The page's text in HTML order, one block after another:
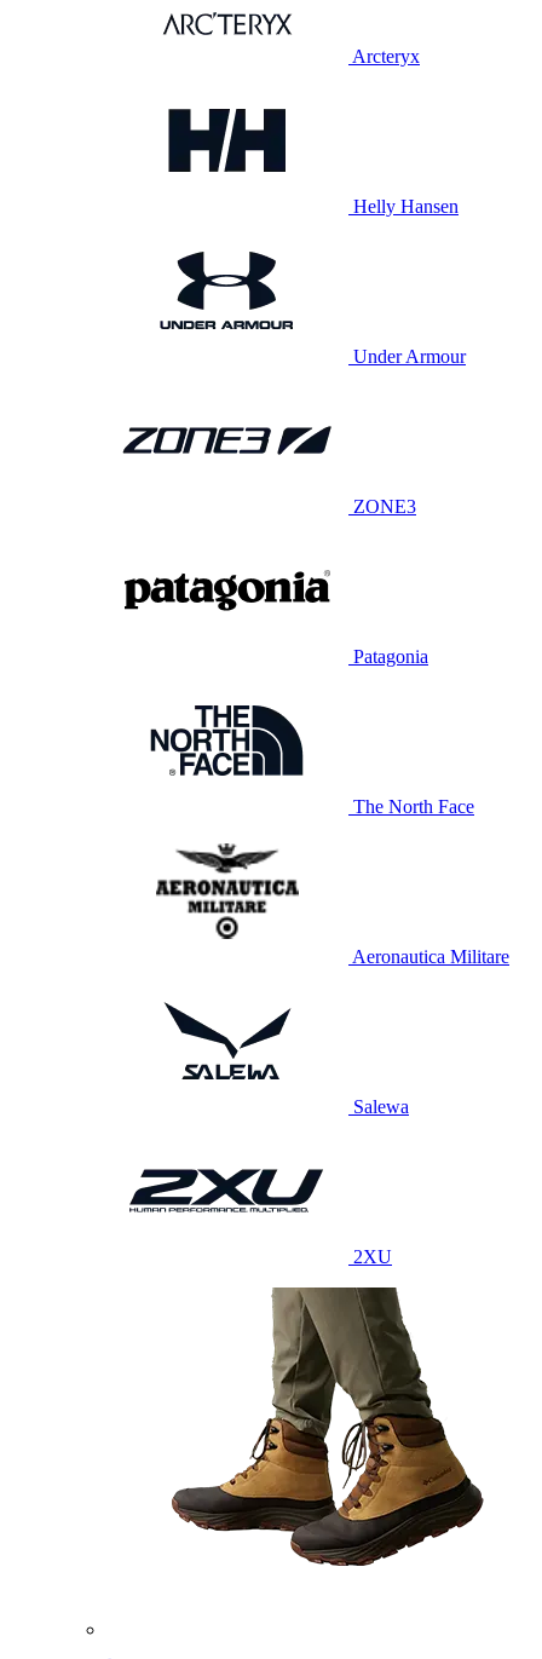
Arcteryx
Helly Hansen
Under Armour
ZONE3
Patagonia
The North Face
Aeronautica Militare
Salewa
2XU